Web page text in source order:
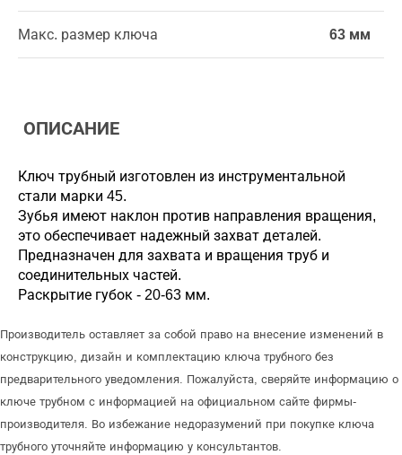
Макс. размер ключа 63 мм
ОПИСАНИЕ
Ключ трубный изготовлен из инструментальной
стали марки 45.
Зубья имеют наклон против направления вращения,
это обеспечивает надежный захват деталей.
Предназначен для захвата и вращения труб и
соединительных частей.
Раскрытие губок - 20-63 мм.
Производитель оставляет за собой право на внесение изменений в
конструкцию, дизайн и комплектацию ключа трубного без
предварительного уведомления. Пожалуйста, сверяйте информацию о
ключе трубном с информацией на официальном сайте фирмы-
производителя. Во избежание недоразумений при покупке ключа
трубного уточняйте информацию у консультантов.